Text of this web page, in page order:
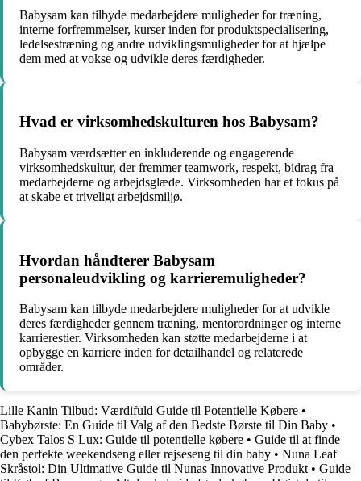
Babysam kan tilbyde medarbejdere muligheder for træning,
interne forfremmelser, kurser inden for produktspecialisering,
ledelsestræning og andre udviklingsmuligheder for at hjælpe
dem med at vokse og udvikle deres færdigheder.
Hvad er virksomhedskulturen hos Babysam?
Babysam værdsætter en inkluderende og engagerende
virksomhedskultur, der fremmer teamwork, respekt, bidrag fra
medarbejderne og arbejdsglæde. Virksomheden har et fokus på
at skabe et triveligt arbejdsmiljø.
Hvordan håndterer Babysam
personaleudvikling og karrieremuligheder?
Babysam kan tilbyde medarbejdere muligheder for at udvikle
deres færdigheder gennem træning, mentorordninger og interne
karrierestier. Virksomheden kan støtte medarbejderne i at
opbygge en karriere inden for detailhandel og relaterede
områder.
Lille Kanin Tilbud: Værdifuld Guide til Potentielle Købere •
Babybørste: En Guide til Valg af den Bedste Børste til Din Baby •
Cybex Talos S Lux: Guide til potentielle købere • Guide til at finde
den perfekte weekendseng eller rejseseng til din baby • Nuna Leaf
Skråstol: Din Ultimative Guide til Nunas Innovative Produkt• Guide